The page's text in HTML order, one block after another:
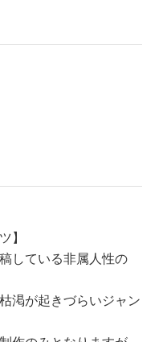
】
している非属人性の
渇が起きづらいジャン